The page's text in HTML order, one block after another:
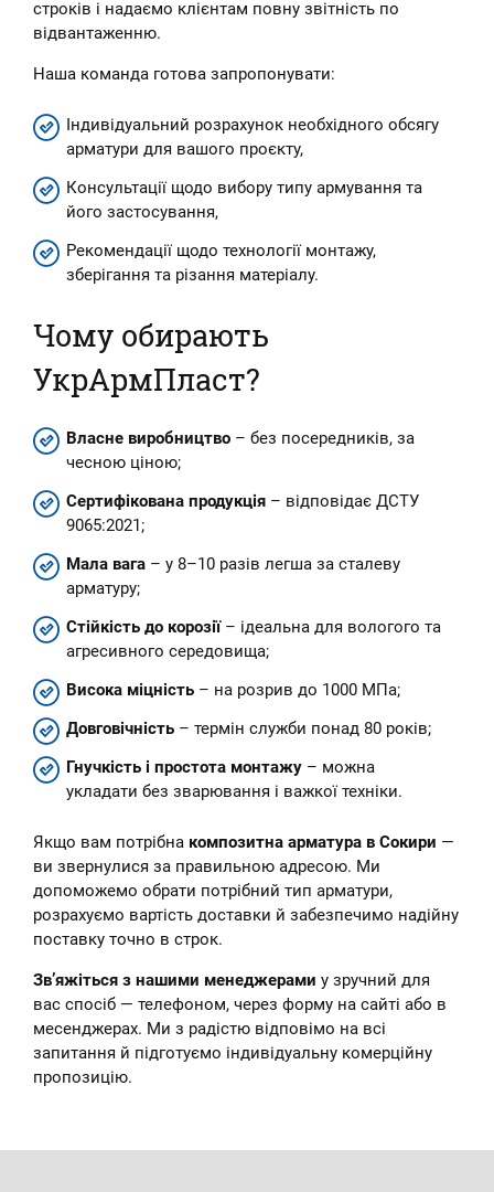
строків і надаємо клієнтам повну звітність по
відвантаженню.
Наша команда готова запропонувати:
Індивідуальний розрахунок необхідного обсягу
арматури для вашого проєкту,
Консультації щодо вибору типу армування та
його застосування,
Рекомендації щодо технології монтажу,
зберігання та різання матеріалу.
Чому обирають
УкрАрмПласт?
Власне виробництво – без посередників, за
чесною ціною;
Сертифікована продукція – відповідає ДСТУ
9065:2021;
Мала вага – у 8–10 разів легша за сталеву
арматуру;
Стійкість до корозії– ідеальна для вологого та
агресивного середовища;
Висока міцність – на розрив до 1000 МПа;
Довговічність – термін служби понад 80 років;
Гнучкість і простота монтажу – можна
укладати без зварювання і важкої техніки.
Якщо вам потрібна композитна арматура в Сокири —
ви звернулися за правильною адресою. Ми
допоможемо обрати потрібний тип арматури,
розрахуємо вартість доставки й забезпечимо надійну
поставку точно в строк.
Зв’яжіться з нашими менеджерами у зручний для
вас спосіб — телефоном, через форму на сайті або в
месенджерах. Ми з радістю відповімо на всі
запитання й підготуємо індивідуальну комерційну
пропозицію.